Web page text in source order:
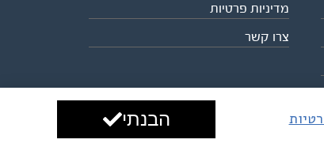
מדיניות פרטיות
צרו קשר
עיצוב ופיתוח: ביבר גלובלהבנתי